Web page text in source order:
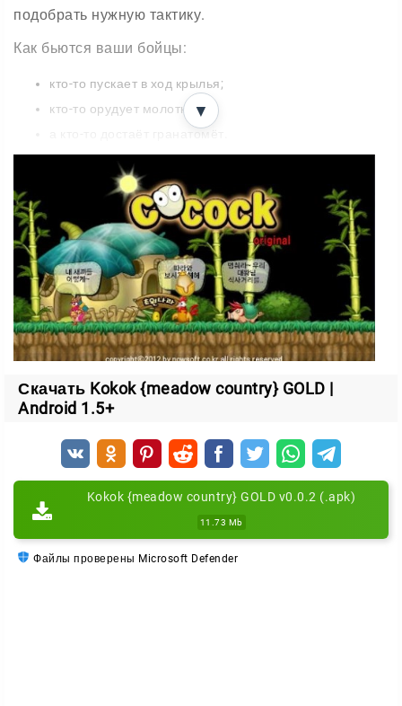
подобрать нужную тактику.
Как бьются ваши бойцы:
кто-то пускает в ход крылья;
кто-то орудует молотком;
а кто-то достаёт гранатомёт.
Схватка с боссом
В конце каждого уровня вас поджидает главный
злодей — тот самый, кто захватил яйцо. Отберите
добычу и продолжайте путь.
Здоровье и бонусы
Разбивайте ящики и шарики, чтобы поддерживать
себя в форме и хватать полезные предметы:
фрукты — восстанавливают здоровье;
Собирайте бонусы, меняйте героев под ситуацию и
верните все яйца домой.
▼
Скачать Kokok {meadow country} GOLD |
Android 1.5+
Kokok {meadow country} GOLD v0.0.2 (.apk)
11.73 Mb
Файлы проверены Microsoft Defender